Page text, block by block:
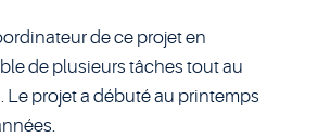
de ce projet en
de plusieurs tâches tout au
Le projet a débuté au printemps